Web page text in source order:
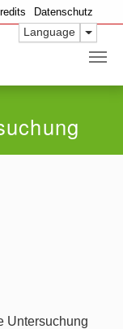
Datenschutz
Language
Toggle
Untersuchung